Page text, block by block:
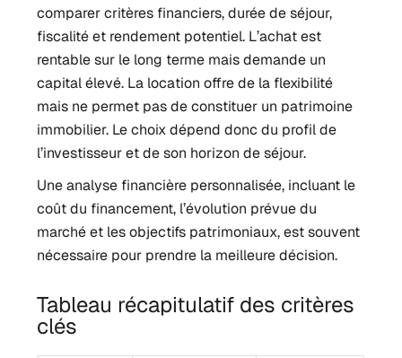
comparer critères financiers, durée de séjour,
fiscalité et rendement potentiel. L’achat est
rentable sur le long terme mais demande un
capital élevé. La location offre de la flexibilité
mais ne permet pas de constituer un patrimoine
immobilier. Le choix dépend donc du profil de
l’investisseur et de son horizon de séjour.
Une analyse financière personnalisée, incluant le
coût du financement, l’évolution prévue du
marché et les objectifs patrimoniaux, est souvent
nécessaire pour prendre la meilleure décision.
Tableau récapitulatif des critères
clés